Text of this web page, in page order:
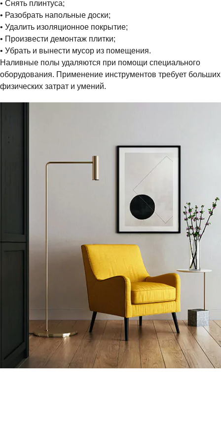
• Снять плинтуса;
• Разобрать напольные доски;
• Удалить изоляционное покрытие;
• Произвести демонтаж плитки;
• Убрать и вынести мусор из помещения.
Наливные полы удаляются при помощи специального
оборудования. Применение инструментов требует больших
физических затрат и умений.